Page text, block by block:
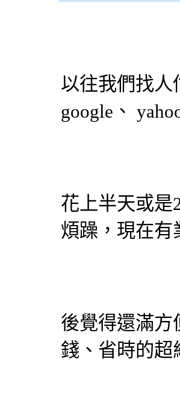
以往我們找人
google、
花上半天或是
煩躁，現在有
後覺得還滿方
錢、省時的超